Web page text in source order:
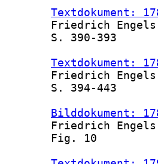
Textdokument:
Friedrich
       S. 390-393
Textdokument:
Friedrich
       S. 394-443
Bilddokument:
Friedrich
       Fig. 10